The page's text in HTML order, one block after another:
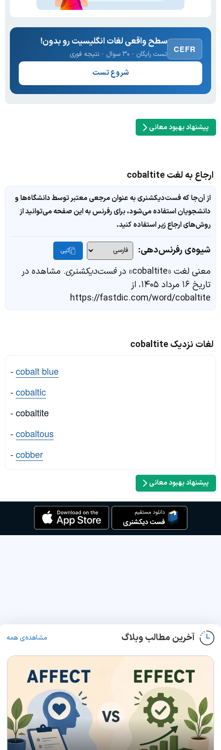
CEFR
سطح واقعی لغات انگلیسیت رو بدون!
تست رایگان · ۳۰ سوال · نتیجه فوری
شروع تست
پیشنهاد بهبود معانی
ارجاع به لغت cobaltite
از آن‌جا که فست‌دیکشنری به عنوان مرجعی معتبر توسط دانشگاه‌ها و
دانشجویان استفاده می‌شود، برای رفرنس به این صفحه می‌توانید از
روش‌های ارجاع زیر استفاده کنید.
شیوه‌ی رفرنس‌دهی: کپی
معنی لغت «cobaltite» در فست‌دیکشنری. مشاهده در
تاریخ ۱۶ مرداد ۱۴۰۵، از
https://fastdic.com/word/cobaltite
لغات نزدیک cobaltite
-cobalt blue
-cobaltic
- cobaltite
-cobaltous
-cobber
پیشنهاد بهبود معانی
آخرین مطالب وبلاگ مشاهده‌ی همه